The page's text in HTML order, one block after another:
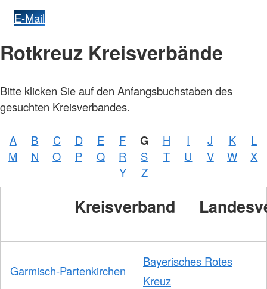
E-Mail
Rotkreuz Kreisverbände
Bitte klicken Sie auf den Anfangsbuchstaben des
gesuchten Kreisverbandes.
A B C D E F G H I J K
L
M
N O P Q R S T U V W
X
Y
Z
Kreisverband
Garmisch-Partenkirchen
Bayerisches Rotes
Kreuz